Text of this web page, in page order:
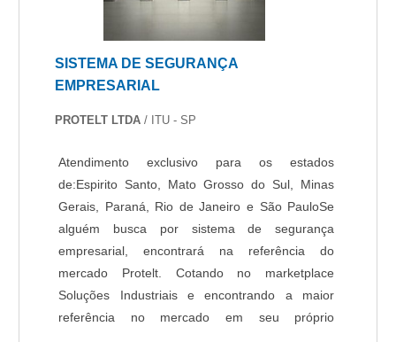
SISTEMA DE SEGURANÇA
EMPRESARIAL
PROTELT LTDA / ITU - SP
Atendimento exclusivo para os estados
de:Espirito Santo, Mato Grosso do Sul, Minas
Gerais, Paraná, Rio de Janeiro e São PauloSe
alguém busca por sistema de segurança
empresarial, encontrará na referência do
mercado Protelt. Cotando no marketplace
Soluções Industriais e encontrando a maior
referência no mercado em seu próprio